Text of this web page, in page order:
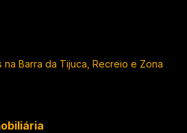
na Barra da Tijuca, Recreio e Zona